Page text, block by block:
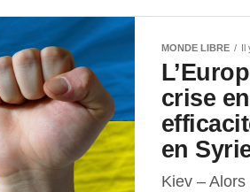
MONDE LIBRE
crise
en
Kiev –